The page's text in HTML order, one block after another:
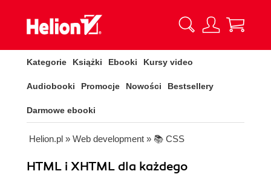
Kategorie Książki Ebooki Kursy video
Audiobooki Promocje Nowości Bestsellery
Darmowe ebooki
Helion.pl » Web development » 📚 CSS
HTML i XHTML dla każdego